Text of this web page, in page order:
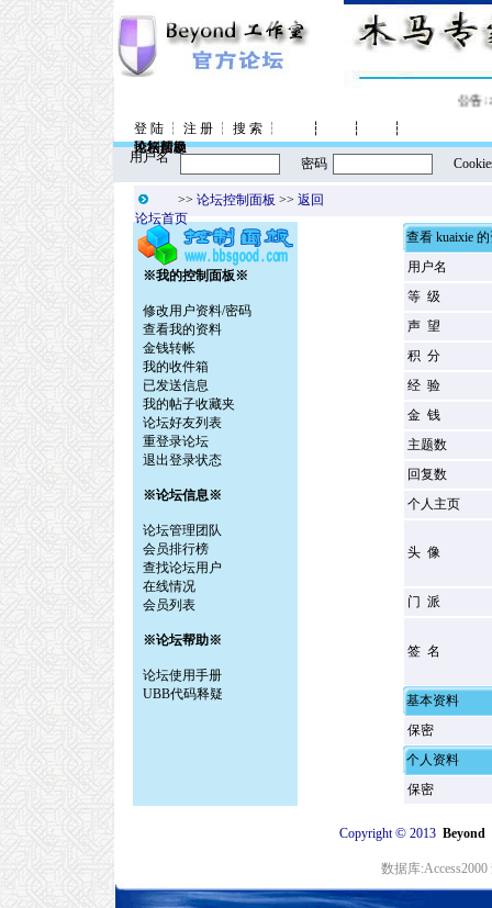
公告:
登 陆┆ 注 册┆ 搜 索┆
控制面板
┆
论坛信息
┆
风格转换
┆
论坛帮助
用户名 密码
论坛首页
>> 论坛控制面板 >> 返回
※我的控制面板※
修改用户资料/密码
查看我的资料
金钱转帐
我的收件箱
已发送信息
我的帖子收藏夹
论坛好友列表
重登录论坛
退出登录状态
※论坛信息※
论坛管理团队
会员排行榜
查找论坛用户
在线情况
会员列表
※论坛帮助※
论坛使用手册
UBB代码释疑
查看 kuaixie
用户名
等 级
声 望
积 分
经 验
金 钱
主题数
回复数
个人主页
头 像
门 派
签 名
基本资料
保密
个人资料
保密
Copyright©2013
数据库